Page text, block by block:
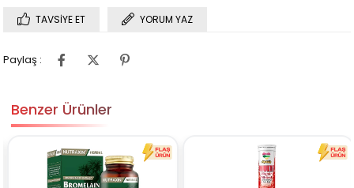
TAVSIYE ET YORUM YAZ
Paylaş :
Benzer Ürünler